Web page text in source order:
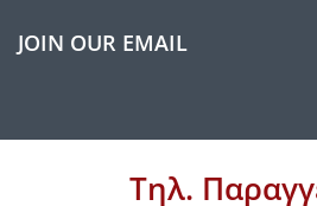
JOIN OUR EMAIL
Τηλ.